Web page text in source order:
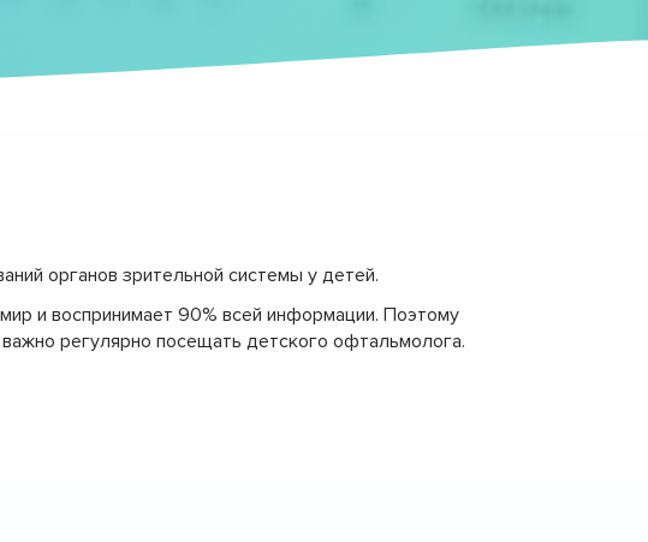
органов зрительной системы у детей.
и воспринимает 90% всей информации. Поэтому
регулярно посещать детского офтальмолога.